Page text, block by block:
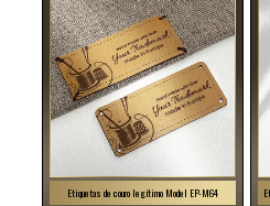
Etiquetas de couro legítimo Model EP-M64